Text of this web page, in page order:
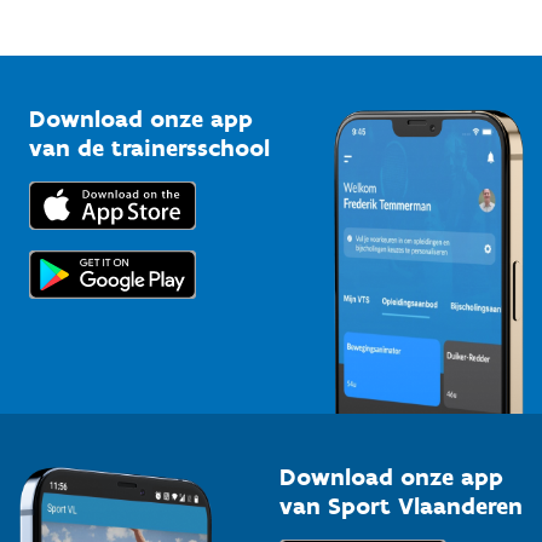
Bedrijven
Trainers en begeleiders
Topsporters
Vlaamse Trainersschool
Kennisplatform
Downloads
Voor de pers
Download onze app
van de trainersschool
Download onze app
van Sport Vlaanderen